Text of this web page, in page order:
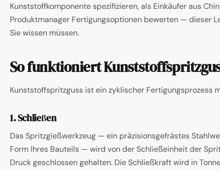
Kunststoffkomponente spezifizieren, als Einkäufer aus
Produktmanager Fertigungsoptionen bewerten — dieser
Sie wissen müssen.
So funktioniert
Kunststoffspritzguss ist ein zyklischer Fertigungsprozess
1. Schließen
Das Spritzgießwerkzeug — ein präzisionsgefrästes
Form Ihres Bauteils — wird von der Schließeinheit der
Druck geschlossen gehalten. Die Schließkraft wird in